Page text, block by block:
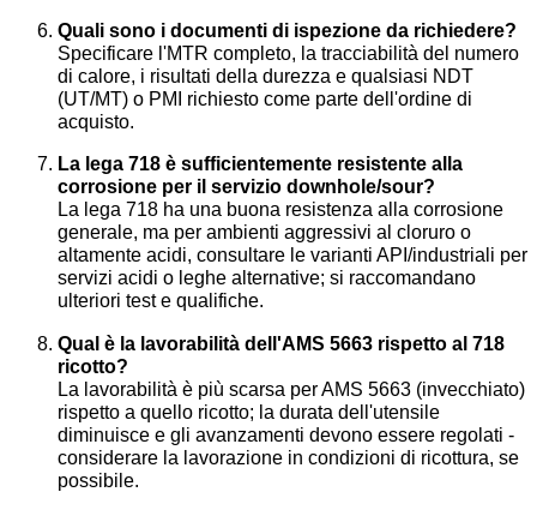
Quali sono i documenti di ispezione da richiedere?
Specificare l'MTR completo, la tracciabilità del numero
di calore, i risultati della durezza e qualsiasi NDT
(UT/MT) o PMI richiesto come parte dell'ordine di
acquisto.
La lega 718 è sufficientemente resistente alla
corrosione per il servizio downhole/sour?
La lega 718 ha una buona resistenza alla corrosione
generale, ma per ambienti aggressivi al cloruro o
altamente acidi, consultare le varianti API/industriali per
servizi acidi o leghe alternative; si raccomandano
ulteriori test e qualifiche.
Qual è la lavorabilità dell'AMS 5663 rispetto al 718
ricotto?
La lavorabilità è più scarsa per AMS 5663 (invecchiato)
rispetto a quello ricotto; la durata dell'utensile
diminuisce e gli avanzamenti devono essere regolati -
considerare la lavorazione in condizioni di ricottura, se
possibile.